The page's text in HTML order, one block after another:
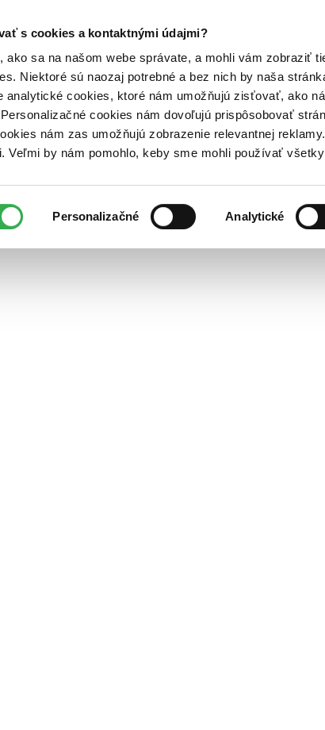
s cookies a kontaktnými údajmi?
ako sa na našom webe správate, a mohli vám zobraziť
Niektoré sú naozaj potrebné a bez nich by naša
analytické cookies, ktoré nám umožňujú zisťovať, ako
cookies nám dovoľujú prispôsobovať
nám zas umožňujú zobrazenie relevantnej
Veľmi by nám pomohlo, keby sme mohli používať
Personalizačné Analytické
Kontakt